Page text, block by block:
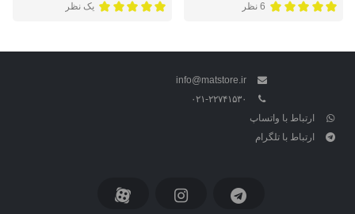
6 نظر یک نظر
info@matstore.ir
۰۲۱-۲۲۷۴۱۵۳۰
ارتباط با واتساپ
ارتباط با تلگرام